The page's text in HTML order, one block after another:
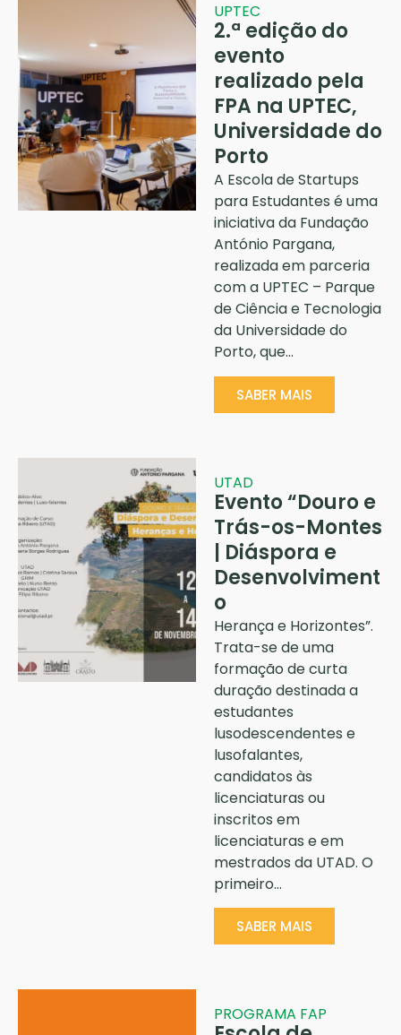
UPTEC
2.ª edição do
evento
realizado pela
FPA na UPTEC,
Universidade do
Porto
A Escola de Startups
para Estudantes é uma
iniciativa da Fundação
António Pargana,
realizada em parceria
com a UPTEC – Parque
de Ciência e Tecnologia
da Universidade do
Porto, que…
SABER MAIS
UTAD
Evento “Douro e
Trás-os-Montes
| Diáspora e
Desenvolviment
o
Herança e Horizontes”.
Trata-se de uma
formação de curta
duração destinada a
estudantes
lusodescendentes e
lusofalantes,
candidatos às
licenciaturas ou
inscritos em
licenciaturas e em
mestrados da UTAD. O
primeiro…
SABER MAIS
PROGRAMA FAP